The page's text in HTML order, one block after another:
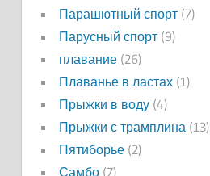
Парашютный спорт(7)
Парусный спорт(9)
плавание(26)
Плаванье в ластах(1)
Прыжки в воду(4)
Прыжки с трамплина (13)
Пятиборье(2)
Самбо(7)